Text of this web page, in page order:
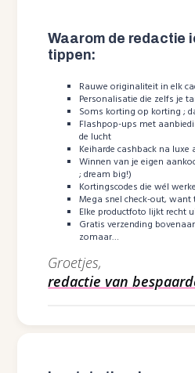
Waarom de redactie
tippen:
Rauwe originaliteit in elk
Personalisatie die zelfs je
Soms korting op korting ;
Flashpop-ups met
de lucht
Keiharde cashback na luxe
Winnen van je eigen
; dream big!)
Kortingscodes die wél
Mega snel check-out, want
Elke productfoto lijkt recht
Gratis verzending
zomaar…
Groetjes,
redactie van